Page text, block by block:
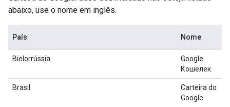
abaixo, use o nome em inglês.
País Nome
Bielorrússia
Google
Кошелек
Brasil
Carteira do
Google